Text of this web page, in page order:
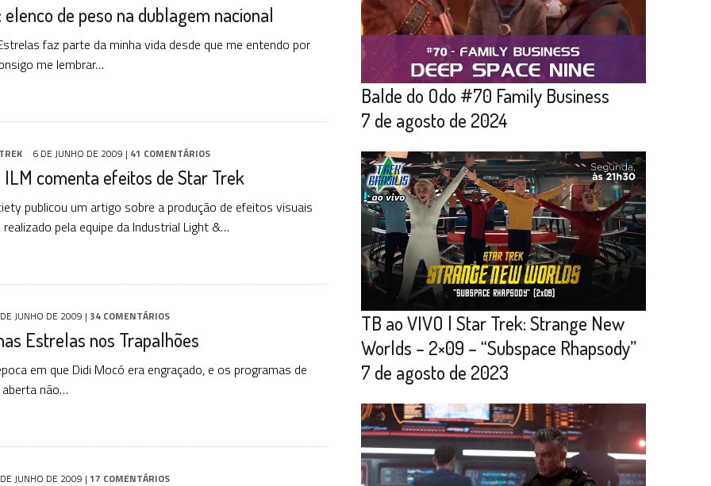
de peso na dublagem nacional
faz parte da minha vida desde que me entendo por
me lembrar…
6 DE JUNHO DE 2009 | 41 COMENTÁRIOS
ILM comenta efeitos de Star Trek
publicou um artigo sobre a produção de efeitos visuais
realizado pela equipe da Industrial Light &…
JUNHO DE 2009 | 34 COMENTÁRIOS
Estrelas nos Trapalhões
em que Didi Mocó era engraçado, e os programas de
não…
JUNHO DE 2009 | 17 COMENTÁRIOS
Balde do Odo #70 Family Business
7 de agosto de 2024
TB ao VIVO | Star Trek: Strange New
Worlds – 2×09 – “Subspace Rhapsody”
7 de agosto de 2023